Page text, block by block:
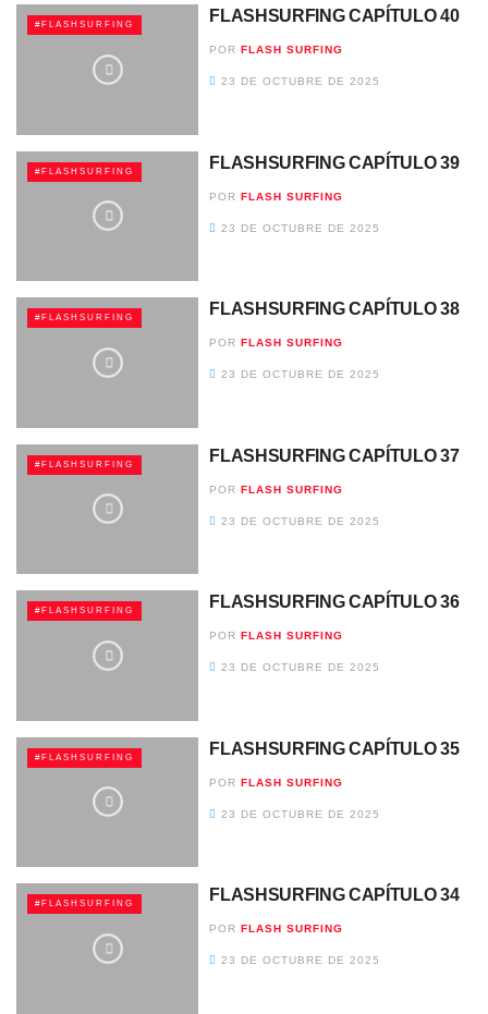
#FLASHSURFING FLASHSURFING CAPÍTULO 40
POR FLASH SURFING
23 DE OCTUBRE DE 2025
#FLASHSURFING FLASHSURFING CAPÍTULO 39
POR FLASH SURFING
23 DE OCTUBRE DE 2025
#FLASHSURFING FLASHSURFING CAPÍTULO 38
POR FLASH SURFING
23 DE OCTUBRE DE 2025
#FLASHSURFING FLASHSURFING CAPÍTULO 37
POR FLASH SURFING
23 DE OCTUBRE DE 2025
#FLASHSURFING FLASHSURFING CAPÍTULO 36
POR FLASH SURFING
23 DE OCTUBRE DE 2025
#FLASHSURFING FLASHSURFING CAPÍTULO 35
POR FLASH SURFING
23 DE OCTUBRE DE 2025
#FLASHSURFING FLASHSURFING CAPÍTULO 34
POR FLASH SURFING
23 DE OCTUBRE DE 2025